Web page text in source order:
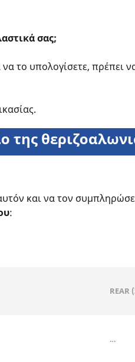
σας;
το υπολογίσετε, πρέπει
της
και να τον
:
REAR
…